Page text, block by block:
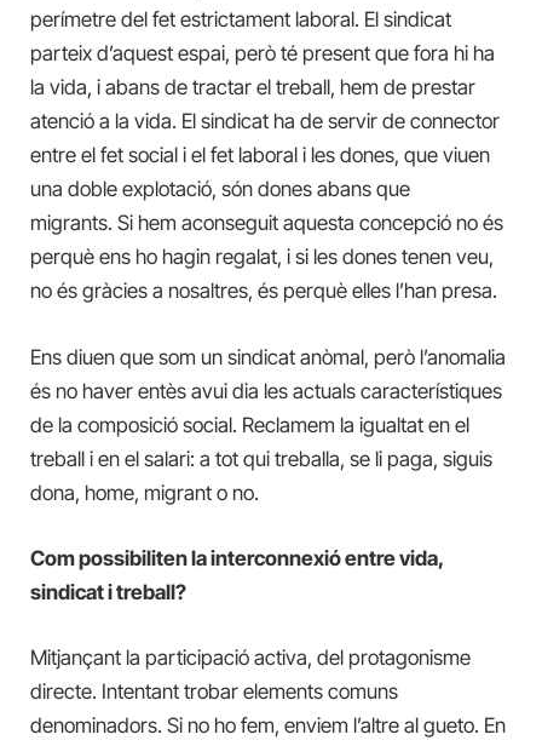
perímetre del fet estrictament laboral. El sindicat
parteix d’aquest espai, però té present que fora hi ha
la vida, i abans de tractar el treball, hem de prestar
atenció a la vida. El sindicat ha de servir de connector
entre el fet social i el fet laboral i les dones, que viuen
una doble explotació, són dones abans que
migrants. Si hem aconseguit aquesta concepció no és
perquè ens ho hagin regalat, i si les dones tenen veu,
no és gràcies a nosaltres, és perquè elles l’han presa.
Ens diuen que som un sindicat anòmal, però l’anomalia
és no haver entès avui dia les actuals característiques
de la composició social. Reclamem la igualtat en el
treball i en el salari: a tot qui treballa, se li paga, siguis
dona, home, migrant o no.
Com possibiliten la interconnexió entre vida,
sindicat i treball?
Mitjançant la participació activa, del protagonisme
directe. Intentant trobar elements comuns
denominadors. Si no ho fem, enviem l’altre al gueto. En